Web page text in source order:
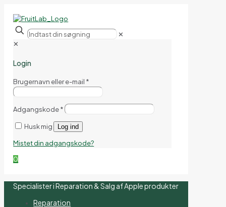
✕
✕
Login
Brugernavn eller e-mail *
Adgangskode*
Husk mig Log ind
Mistet din adgangskode?
0
Specialister i Reparation & Salg af Apple produkter
Reparation